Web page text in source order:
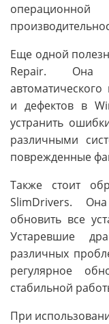
Еще одной
Repair. Она
и дефектов в
устранить
различными
поврежденные
Также стоит
SlimDrivers.
обновить все
Устаревшие
различных
регулярное
стабильной
При